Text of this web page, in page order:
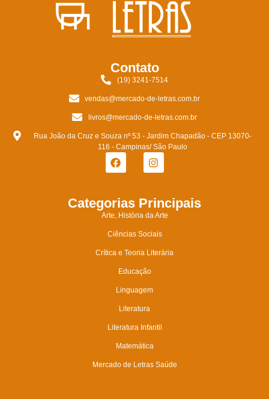
Contato
(19) 3241-7514
vendas@mercado-de-letras.com.br
livros@mercado-de-letras.com.br
Rua João da Cruz e Souza nº 53 - Jardim Chapadão - CEP 13070-
116 - Campinas/ São Paulo
Categorias Principais
Arte, História da Arte
Ciências Sociais
Crítica e Teoria Literária
Educação
Linguagem
Literatura
Literatura Infantil
Matemática
Mercado de Letras Saúde